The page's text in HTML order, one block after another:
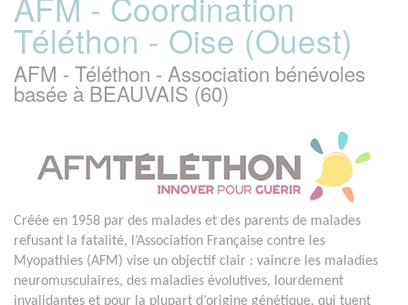
Téléthon - Oise (Ouest)
AFM - Téléthon - Association bénévoles
basée à BEAUVAIS (60)
Créée en 1958 par des malades et des parents de malades
refusant la fatalité, l’Association Française contre les
Myopathies (AFM) vise un objectif clair : vaincre les maladies
neuromusculaires, des maladies évolutives, lourdement
invalidantes et pour la plupart d’origine génétique, qui tuent